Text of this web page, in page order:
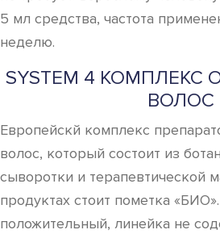
5 мл средства, частота
неделю.
SYSTEM 4 КОМПЛЕКС
ВОЛОС
Европейскй комплекс
волос, который состоит из
сыворотки и терапевтической
продуктах стоит пометка
положительный, линейка не